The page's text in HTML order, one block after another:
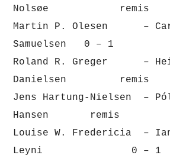
Nolsøe remis
Martin P. Olesen –
Samuelsen 0 – 1
Roland R. Greger –
Danielsen remis
Jens Hartung-Nielsen –
Hansen remis
Louise W. Fredericia –
Leyni 0 – 1